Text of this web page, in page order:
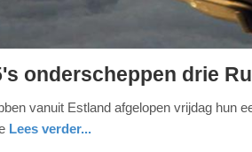
onderscheppen drie
vanuit Estland afgelopen vrijdag hun
Lees verder...